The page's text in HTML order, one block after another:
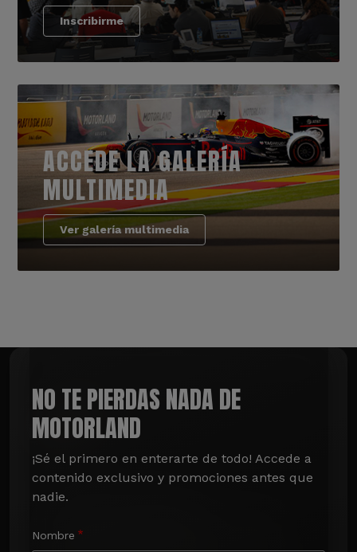
Inscribirme
ACCEDE LA GALERÍA
MULTIMEDIA
Ver galería multimedia
NO TE PIERDAS NADA DE
MOTORLAND
¡Sé el primero en enterarte de todo! Accede a
contenido exclusivo y promociones antes que
nadie.
Nombre